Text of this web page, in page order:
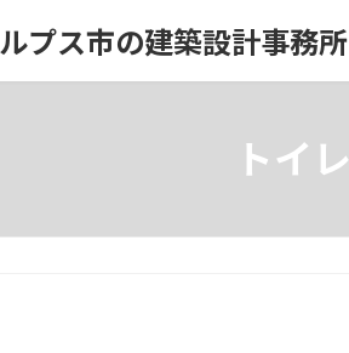
プス市の建築設計事務所
トイレ